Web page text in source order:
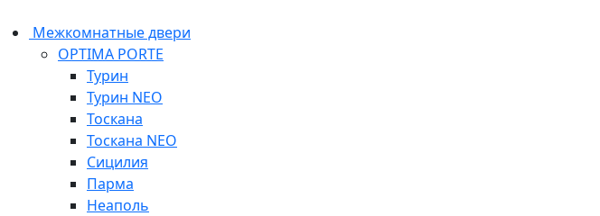
Межкомнатные двери
OPTIMA PORTE
Турин
Турин NEO
Тоскана
Тоскана NEO
Сицилия
Парма
Неаполь